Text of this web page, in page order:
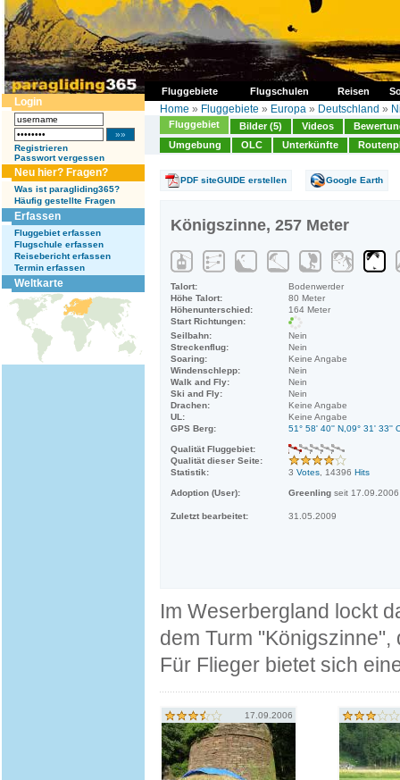
Fluggebiete Flugschulen Reisen
Login
Registrieren
Passwort vergessen
Neu hier? Fragen?
Was ist paragliding365?
Häufig gestellte Fragen
Erfassen
Fluggebiet erfassen
Flugschule erfassen
Reisebericht erfassen
Termin erfassen
Weltkarte
Home » Fluggebiete » Europa » Deutschland »
Fluggebiet Bilder (5) Videos
Umgebung
OLC Unterkünfte
PDF siteGUIDE erstellen Google Earth
Königszinne, 257 Meter
Talort:
Bodenwerder
Höhe Talort:
80 Meter
Höhenunterschied:
164 Meter
Start Richtungen:
Seilbahn:
Nein
Streckenflug:
Nein
Soaring:
Keine Angabe
Windenschlepp:
Nein
Walk and Fly:
Nein
Ski and Fly:
Nein
Drachen:
Keine Angabe
UL:
Keine Angabe
GPS Berg:
51° 58' 40'' N,09° 31' 33''
Qualität Fluggebiet:
Qualität dieser Seite:
Statistik:
3 Votes , 14396 Hits
Adoption (User): Greenling seit 17.09.2006
Zuletzt bearbeitet: 31.05.2009
Im Weserbergland lockt
dem Turm
Für Flieger bietet sich
17.09.2006